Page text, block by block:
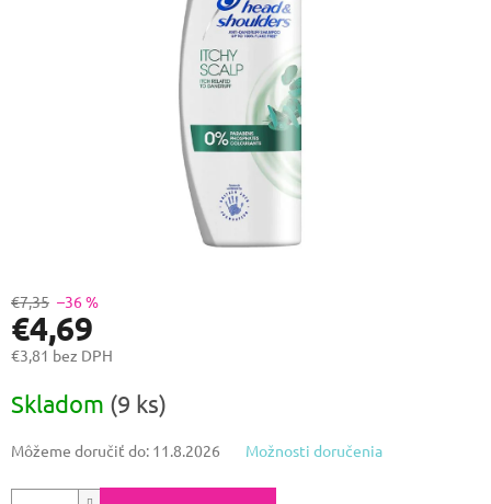
€7,35 –36 %
€4,69
€3,81 bez DPH
cena:
Skladom (9 ks)
Môžeme doručiť do: 11.8.2026 Možnosti doručenia